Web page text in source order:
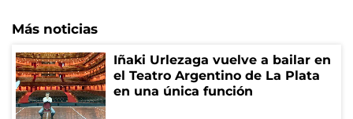
Más noticias
Iñaki Urlezaga vuelve a bailar en
el Teatro Argentino de La Plata
en una única función